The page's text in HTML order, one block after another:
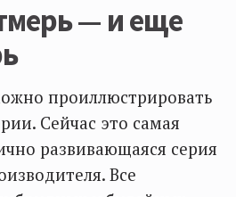
— и еще
проиллюстрировать
Сейчас это самая
развивающаяся серия
Все